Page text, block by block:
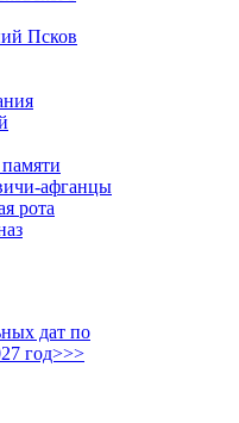
Псков
афганцы
рота
дат по
год>>>